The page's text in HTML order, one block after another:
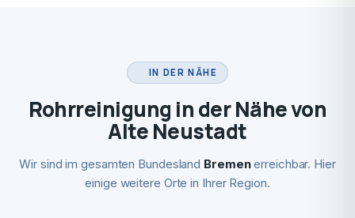
IN DER NÄHE
Rohrreinigung in der Nähe von
Alte Neustadt
Wir sind im gesamten Bundesland Bremenerreichbar. Hier
einige weitere Orte in Ihrer Region.